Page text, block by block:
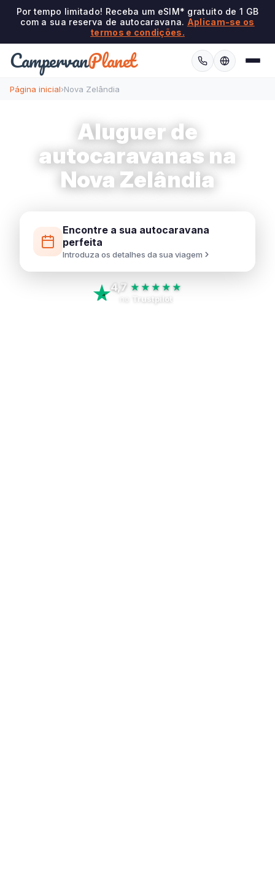
Por tempo limitado! Receba um eSIM* gratuito de 1 GB
com a sua reserva de autocaravana. Aplicam-se os
termos e condições.
CampervanPlanet
Página inicial›Nova Zelândia
Aluguer de
autocaravanas na
Nova Zelândia
Encontre a sua autocaravana
perfeita
Introduza os detalhes da sua viagem
4,7 ★★★★★
Trustpilot